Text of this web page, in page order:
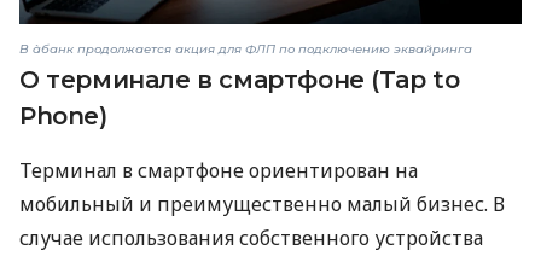
В àбанк продолжается акция для ФЛП по подключению эквайринга
О терминале в смартфоне (Tap to
Phone)
Терминал в смартфоне ориентирован на
мобильный и преимущественно малый бизнес. В
случае использования собственного устройства